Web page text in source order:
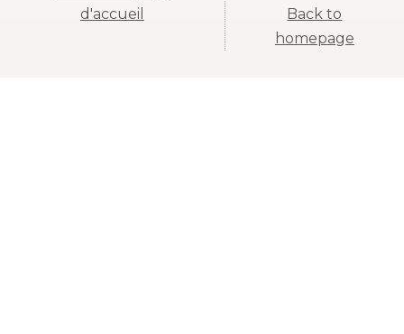
d'accueil
Back to
homepage